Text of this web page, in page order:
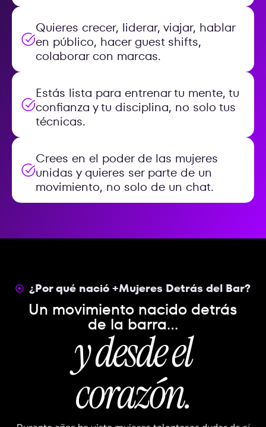
Quieres crecer, liderar, viajar, hablar
en público, hacer guest shifts,
colaborar con marcas.
Estás lista para entrenar tu mente, tu
confianza y tu disciplina, no solo tus
técnicas.
Crees en el poder de las mujeres
unidas y quieres ser parte de un
movimiento, no solo de un chat.
¿Por qué nació +Mujeres Detrás del Bar?
Un movimiento nacido detrás
de la barra…
y desde el
corazón.